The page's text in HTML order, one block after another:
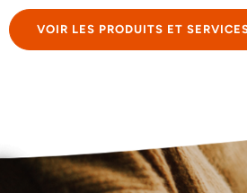
VOIR LES PRODUITS ET